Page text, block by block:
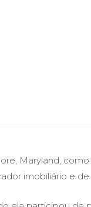
Maryland,
imobiliário e